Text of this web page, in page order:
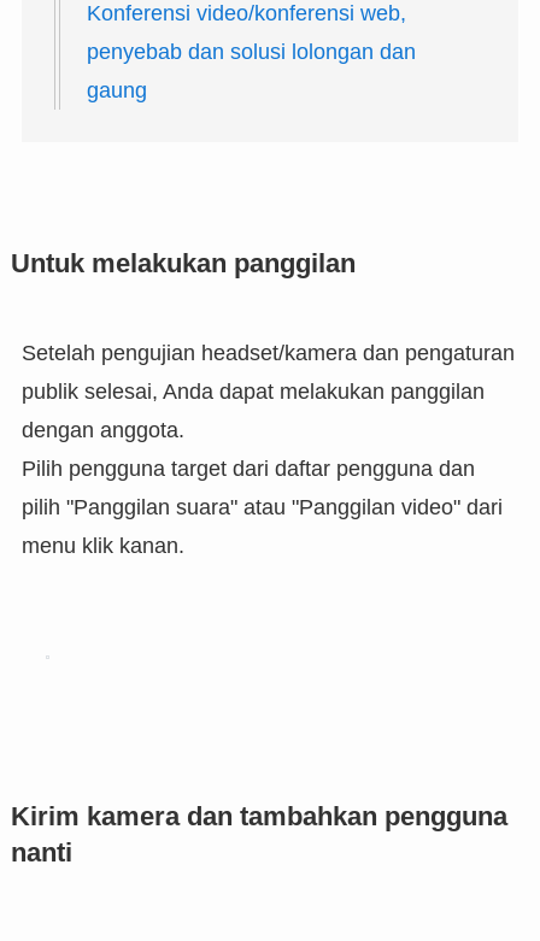
Konferensi video/konferensi web,
penyebab dan solusi lolongan dan
gaung
Untuk melakukan panggilan
Setelah pengujian headset/kamera dan pengaturan
publik selesai, Anda dapat melakukan panggilan
dengan anggota.
Pilih pengguna target dari daftar pengguna dan
pilih "Panggilan suara" atau "Panggilan video" dari
menu klik kanan.
Kirim kamera dan tambahkan pengguna
nanti